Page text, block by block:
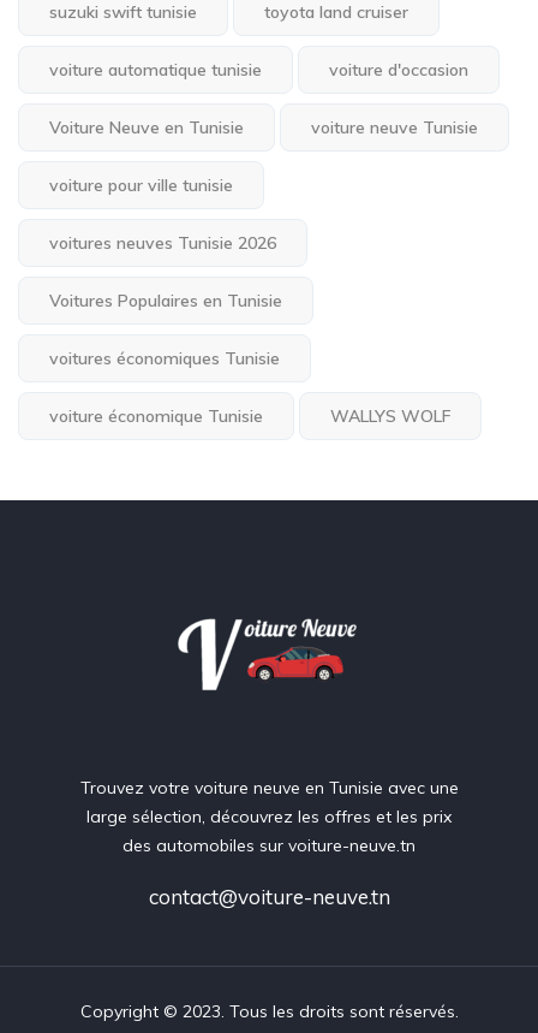
suzuki swift tunisie toyota land cruiser
voiture automatique tunisie voiture d'occasion
Voiture Neuve en Tunisie voiture neuve Tunisie
voiture pour ville tunisie
voitures neuves Tunisie 2026
Voitures Populaires en Tunisie
voitures économiques Tunisie
voiture économique Tunisie WALLYS WOLF
Trouvez votre voiture neuve en Tunisie avec une
large sélection, découvrez les offres et les prix
des automobiles sur voiture-neuve.tn
contact@voiture-neuve.tn
Copyright © 2023. Tous les droits sont réservés.